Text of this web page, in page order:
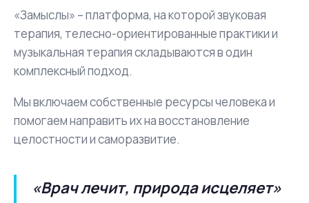
«Замыслы» – платформа, на которой звуковая
терапия, телесно-ориентированные практики и
музыкальная терапия складываются в один
комплексный подход.
Мы включаем собственные ресурсы человека и
помогаем направить их на восстановление
целостности и саморазвитие.
«Врач лечит, природа исцеляет»